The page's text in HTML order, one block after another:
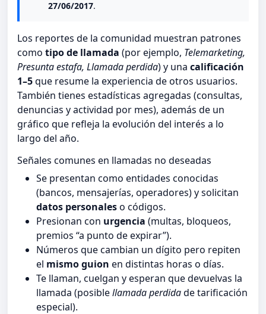
27/06/2017.
Los reportes de la comunidad muestran patrones
como tipo de llamada (por ejemplo, Telemarketing,
Presunta estafa, Llamada perdida) y una calificación
1–5que resume la experiencia de otros usuarios.
También tienes estadísticas agregadas (consultas,
denuncias y actividad por mes), además de un
gráfico que refleja la evolución del interés a lo
largo del año.
Señales comunes en llamadas no deseadas
Se presentan como entidades conocidas
(bancos, mensajerías, operadores) y solicitan
datos personaleso códigos.
Presionan con urgencia (multas, bloqueos,
premios “a punto de expirar”).
Números que cambian un dígito pero repiten
el mismo guion en distintas horas o días.
Te llaman, cuelgan y esperan que devuelvas la
llamada (posiblellamada perdidade tarificación
especial).